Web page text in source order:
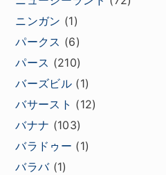
ニンガン (1)
パークス (6)
パース (210)
バーズビル (1)
バサースト (12)
バナナ (103)
バラドゥー (1)
バラバ(1)